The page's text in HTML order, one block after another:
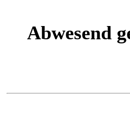
Abwesend